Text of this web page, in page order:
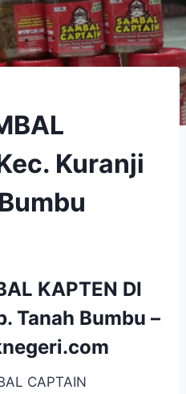
Kuranji
KAPTEN DI
Tanah Bumbu –
CAPTAIN